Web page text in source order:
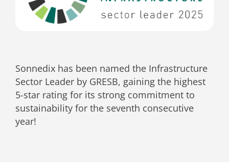
Sonnedix has been named the Infrastructure
Sector Leader by GRESB, gaining the highest
5-star rating for its strong commitment to
sustainability for the seventh consecutive
year!